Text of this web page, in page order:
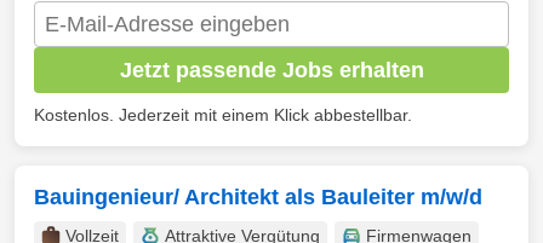
Jetzt passende Jobs erhalten
Kostenlos. Jederzeit mit einem Klick abbestellbar.
Bauingenieur/ Architekt als Bauleiter m/w/d
Vollzeit Attraktive Vergütung
Firmenwagen